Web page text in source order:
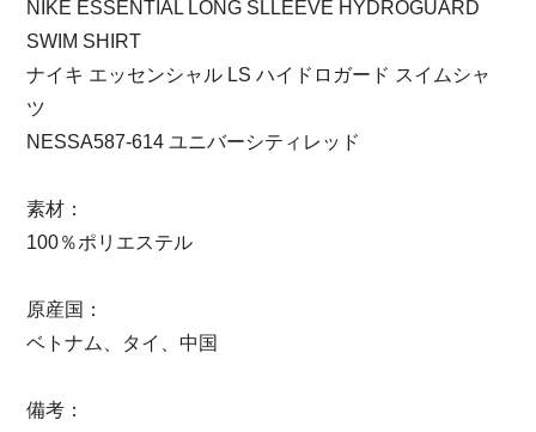
NIKE ESSENTIAL LONG SLLEEVE HYDROGUARD
SWIM SHIRT
ナイキ エッセンシャル LS ハイドロガード スイムシャ
ツ
NESSA587-614 ユニバーシティレッド
素材：
100％ポリエステル
原産国：
ベトナム、タイ、中国
備考：